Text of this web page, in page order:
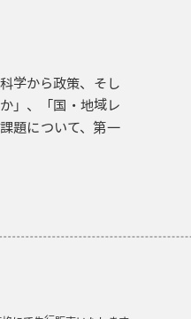
学から政策、そし
」、「国・地域レ
題について、第一